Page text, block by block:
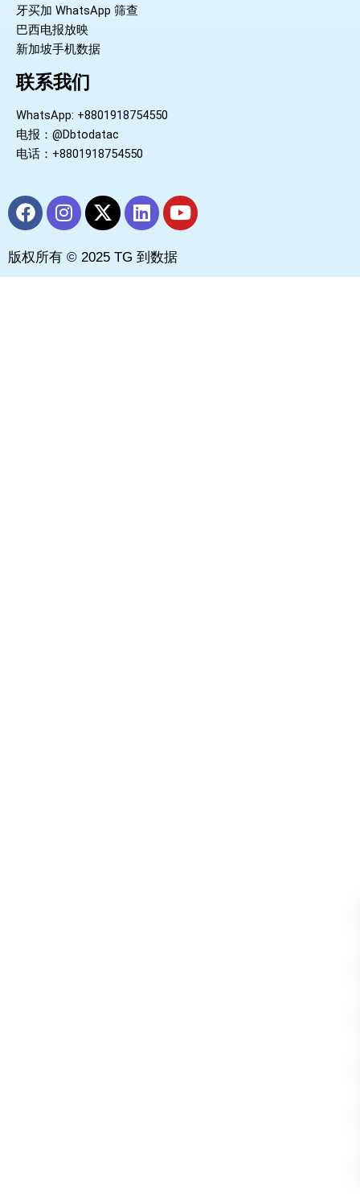
牙买加 WhatsApp 筛查
巴西电报放映
新加坡手机数据
联系我们
WhatsApp: +8801918754550
电报：@Dbtodatac
电话：+8801918754550
F
a
e
b
I
n
t
a
X
-
w
i
L
i
k
e
Y
o
u
版权所有 © 2025 TG 到数据